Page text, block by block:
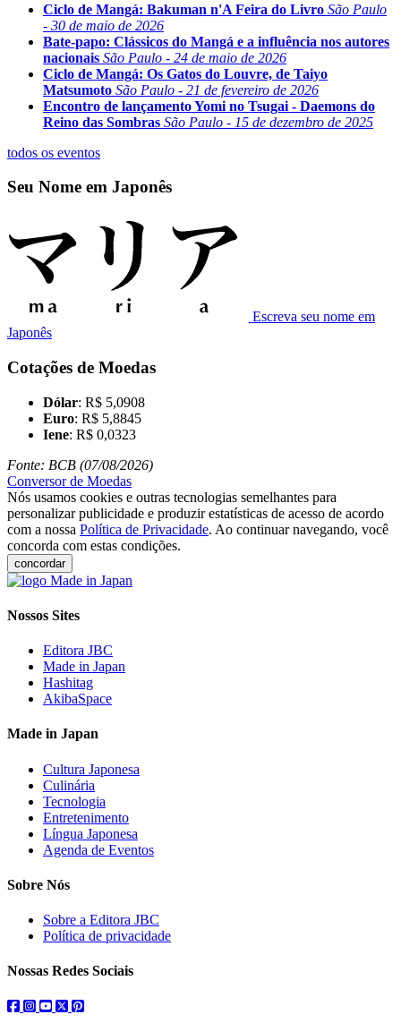
Ciclo de Mangá: Bakuman n'A Feira do Livro São Paulo
- 30 de maio de 2026
Bate-papo: Clássicos do Mangá e a influência nos autores
nacionais São Paulo - 24 de maio de 2026
Ciclo de Mangá: Os Gatos do Louvre, de Taiyo
Matsumoto São Paulo - 21 de fevereiro de 2026
Encontro de lançamento Yomi no Tsugai - Daemons do
Reino das Sombras São Paulo - 15 de dezembro de 2025
todos os eventos
Seu Nome em Japonês
Escreva seu nome em
Japonês
Cotações de Moedas
Dólar: R$ 5,0908
Euro: R$ 5,8845
Iene: R$ 0,0323
Fonte: BCB (07/08/2026)
Conversor de Moedas
Nós usamos cookies e outras tecnologias semelhantes para
personalizar publicidade e produzir estatísticas de acesso de acordo
com a nossa Política de Privacidade. Ao continuar navegando, você
concorda com estas condições.
concordar
Nossos Sites
Editora JBC
Made in Japan
Hashitag
AkibaSpace
Made in Japan
Cultura Japonesa
Culinária
Tecnologia
Entretenimento
Língua Japonesa
Agenda de Eventos
Sobre Nós
Sobre a Editora JBC
Política de privacidade
Nossas Redes Sociais
facebook
instagram
youtube
twitterpinterest